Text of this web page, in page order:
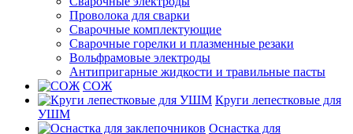
Проволока для сварки
Сварочные комплектующие
Сварочные горелки и плазменные резаки
Вольфрамовые электроды
Антипригарные жидкости и травильные пасты
СОЖ
Круги лепестковые для
УШМ
Оснастка для